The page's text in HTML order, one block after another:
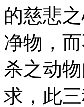
的慈悲
净物，
杀之动
求，此